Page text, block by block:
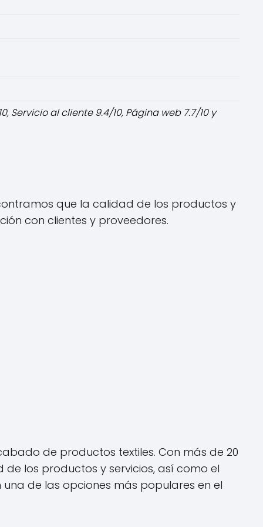
al cliente 9.4/10, Página web 7.7/10 y
que la calidad de los productos y
con clientes y proveedores.
de productos textiles. Con más de 20
los productos y servicios, así como el
de las opciones más populares en el